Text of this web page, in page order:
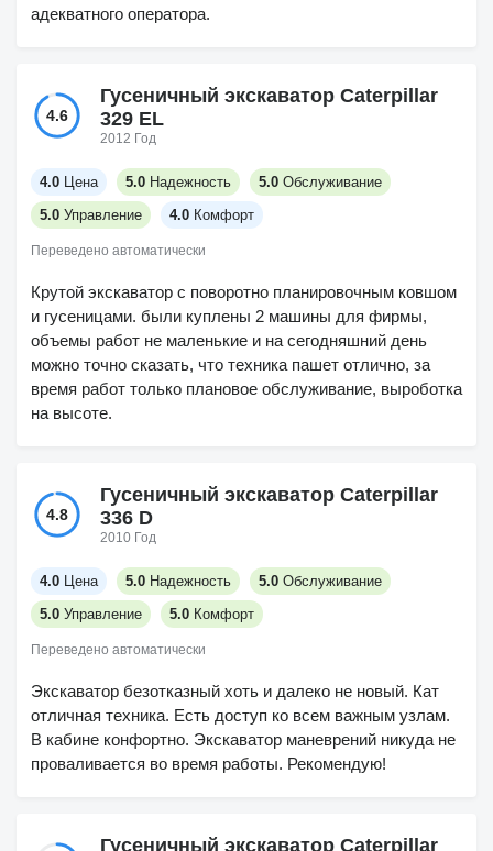
адекватного оператора.
4.6
Гусеничный экскаватор Caterpillar
329 EL
2012 Год
4.0 Цена 5.0 Надежность 5.0 Обслуживание
5.0 Управление 4.0 Комфорт
Переведено автоматически
Крутой экскаватор с поворотно планировочным ковшом
и гусеницами. были куплены 2 машины для фирмы,
объемы работ не маленькие и на сегодняшний день
можно точно сказать, что техника пашет отлично, за
время работ только плановое обслуживание, выроботка
на высоте.
4.8
Гусеничный экскаватор Caterpillar
336 D
2010 Год
4.0 Цена 5.0 Надежность 5.0 Обслуживание
5.0 Управление 5.0 Комфорт
Переведено автоматически
Экскаватор безотказный хоть и далеко не новый. Кат
отличная техника. Есть доступ ко всем важным узлам.
В кабине конфортно. Экскаватор маневрений никуда не
проваливается во время работы. Рекомендую!
Гусеничный экскаватор Caterpillar